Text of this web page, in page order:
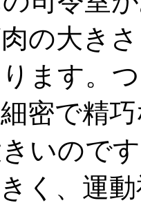
の大き
ます。
密で精
いので
く、運